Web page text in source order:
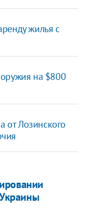
жилья с
на $800
от Лозинского